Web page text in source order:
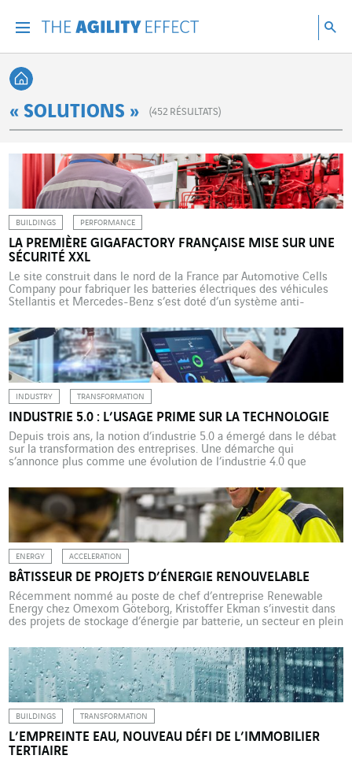
Retour à l'accueil
« SOLUTIONS » (452 RÉSULTATS)
BUILDINGS PERFORMANCE
LA PREMIÈRE GIGAFACTORY FRANÇAISE MISE SUR UNE
SÉCURITÉ XXL
Le site construit dans le nord de la France par Automotive Cells
Company pour fabriquer les batteries électriques des véhicules
Stellantis et Mercedes-Benz s’est doté d’un système anti-
d’Uxello qui a dû relever plusieurs défis de taille. L’Union
européenne a fixé à l’horizon 2035 la fin […]
INDUSTRY TRANSFORMATION
INDUSTRIE 5.0 : L’USAGE PRIME SUR LA TECHNOLOGIE
Depuis trois ans, la notion d’industrie 5.0 a émergé dans le débat
sur la transformation des entreprises. Une démarche qui
s’annonce plus comme une évolution de l’industrie 4.0 que
et efficacité. Depuis vingt ans, l’industrie 4.0 s’est installée dans
le paysage. A tel point qu’elle est devenue […]
ENERGY ACCELERATION
BÂTISSEUR DE PROJETS D’ÉNERGIE RENOUVELABLE
Récemment nommé au poste de chef d’entreprise Renewable
Energy chez Omexom Göteborg, Kristoffer Ekman s’investit dans
des projets de stockage d’énergie par batterie, un secteur en plein
BESS (Battery Energy Storage System) vise à créer une installation
de stockage par batterie d’une capacité […]
BUILDINGS TRANSFORMATION
L’EMPREINTE EAU, NOUVEAU DÉFI DE L’IMMOBILIER
TERTIAIRE